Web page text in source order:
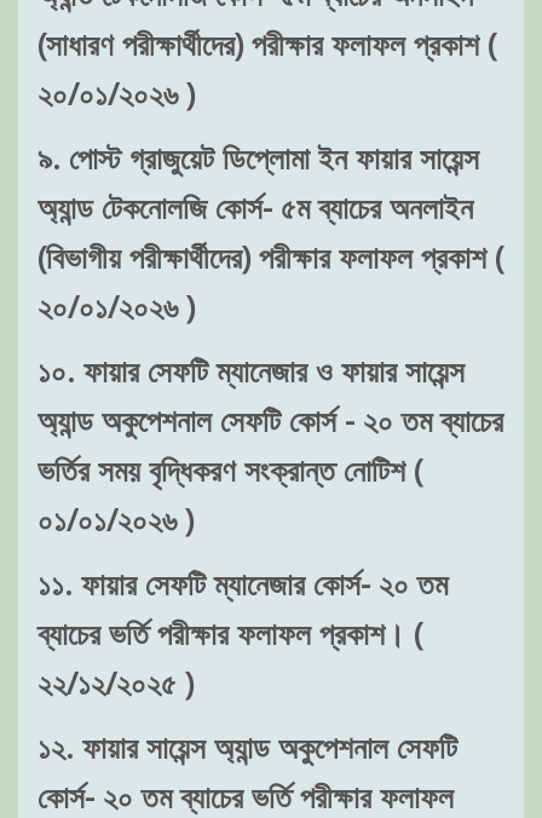
(সাধারণ পরীক্ষার্থীদের) পরীক্ষার ফলাফল প্রকাশ (
২০/০১/২০২৬ )
৯. পোস্ট গ্রাজুয়েট ডিপ্লোমা ইন ফায়ার সায়েন্স
অ্যান্ড টেকনোলজি কোর্স- ৫ম ব্যাচের অনলাইন
(বিভাগীয় পরীক্ষার্থীদের) পরীক্ষার ফলাফল প্রকাশ (
২০/০১/২০২৬ )
১০. ফায়ার সেফটি ম্যানেজার ও ফায়ার সায়েন্স
অ্যান্ড অকুপেশনাল সেফটি কোর্স - ২০ তম ব্যাচের
ভর্তির সময় বৃদ্ধিকরণ সংক্রান্ত নোটিশ (
০১/০১/২০২৬ )
১১. ফায়ার সেফটি ম্যানেজার কোর্স- ২০ তম
ব্যাচের ভর্তি পরীক্ষার ফলাফল প্রকাশ। (
২২/১২/২০২৫ )
১২. ফায়ার সায়েন্স অ্যান্ড অকুপেশনাল সেফটি
কোর্স- ২০ তম ব্যাচের ভর্তি পরীক্ষার ফলাফল